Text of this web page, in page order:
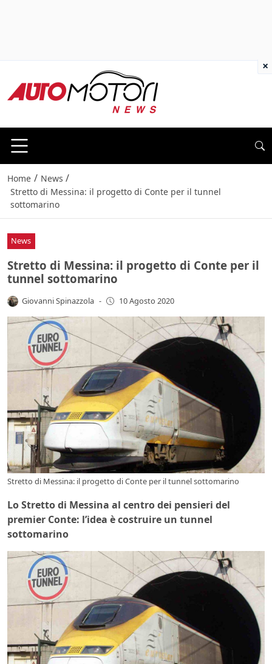
Home / News /
Stretto di Messina: il progetto di Conte per il tunnel
sottomarino
News
Stretto di Messina: il progetto di Conte per il
tunnel sottomarino
Giovanni Spinazzola - 10 Agosto 2020
Stretto di Messina: il progetto di Conte per il tunnel sottomarino
Lo Stretto di Messina al centro dei pensieri del
premier Conte: l’idea è costruire un tunnel
sottomarino
×